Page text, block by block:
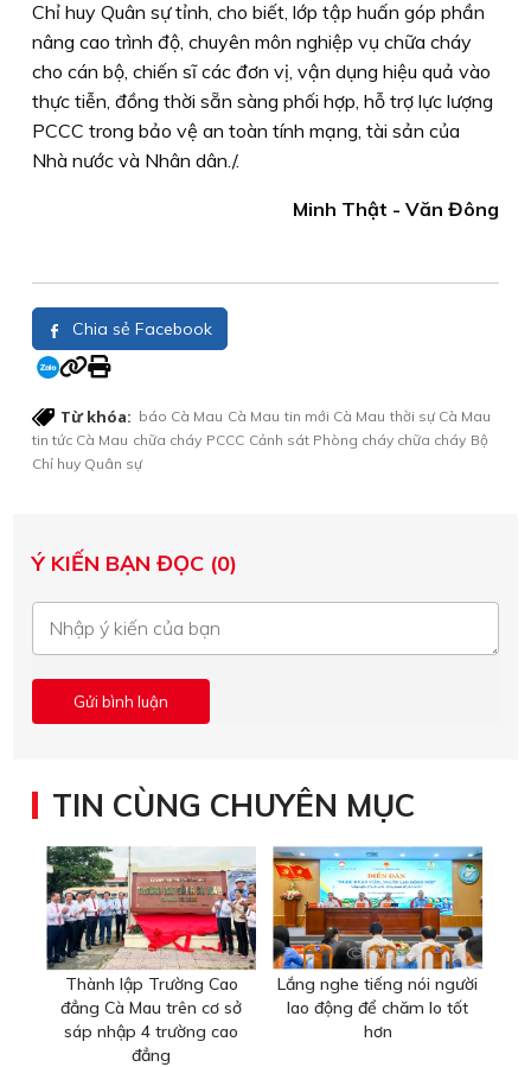
Chỉ huy Quân sự tỉnh, cho biết, lớp tập huấn góp phần
nâng cao trình độ, chuyên môn nghiệp vụ chữa cháy
cho cán bộ, chiến sĩ các đơn vị, vận dụng hiệu quả vào
thực tiễn, đồng thời sẵn sàng phối hợp, hỗ trợ lực lượng
PCCC trong bảo vệ an toàn tính mạng, tài sản của
Nhà nước và Nhân dân./.
Minh Thật - Văn Đông
Chia sẻ Facebook
Từ khóa: báo Cà Mau Cà Mau tin mới Cà Mau thời sự Cà Mau
tin tức Cà Mau chữa cháy PCCC Cảnh sát Phòng cháy chữa cháy Bộ
Chỉ huy Quân sự
Ý KIẾN BẠN ĐỌC (0)
TIN CÙNG CHUYÊN MỤC
Thành lập Trường Cao
đẳng Cà Mau trên cơ sở
sáp nhập 4 trường cao
đẳng
Lắng nghe tiếng nói người
lao động để chăm lo tốt
hơn